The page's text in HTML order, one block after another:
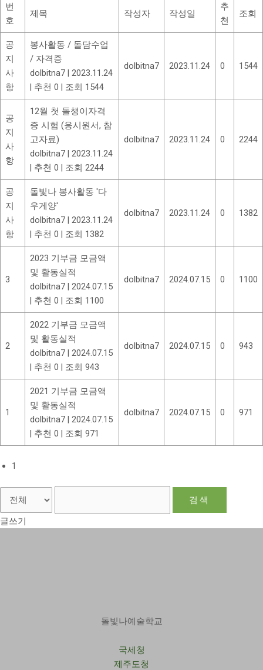
번
호
제목 작성자 작성일
추
천
조회
공
지
사
항
봉사활동 / 돌담수업
/ 자격증
dolbitna7 | 2023.11.24
| 추천 0 | 조회 1544
dolbitna7 2023.11.24 0 1544
공
지
사
항
12월 첫 돌챙이자격
증 시험 (응시원서, 참
고자료)
dolbitna7 | 2023.11.24
| 추천 0 | 조회 2244
dolbitna7 2023.11.24 0 2244
공
지
사
항
돌빛나 봉사활동 '다
우게양'
dolbitna7 | 2023.11.24
| 추천 0 | 조회 1382
dolbitna7 2023.11.24 0 1382
3
2023 기부금 모금액
및 활동실적
dolbitna7 | 2024.07.15
| 추천 0 | 조회 1100
dolbitna7 2024.07.15 0 1100
2
2022 기부금 모금액
및 활동실적
dolbitna7 | 2024.07.15
| 추천 0 | 조회 943
dolbitna7 2024.07.15 0 943
1
2021 기부금 모금액
및 활동실적
dolbitna7 | 2024.07.15
| 추천 0 | 조회 971
dolbitna7 2024.07.15 0 971
1
검색
글쓰기
돌빛나예술학교
국세청
제주도청